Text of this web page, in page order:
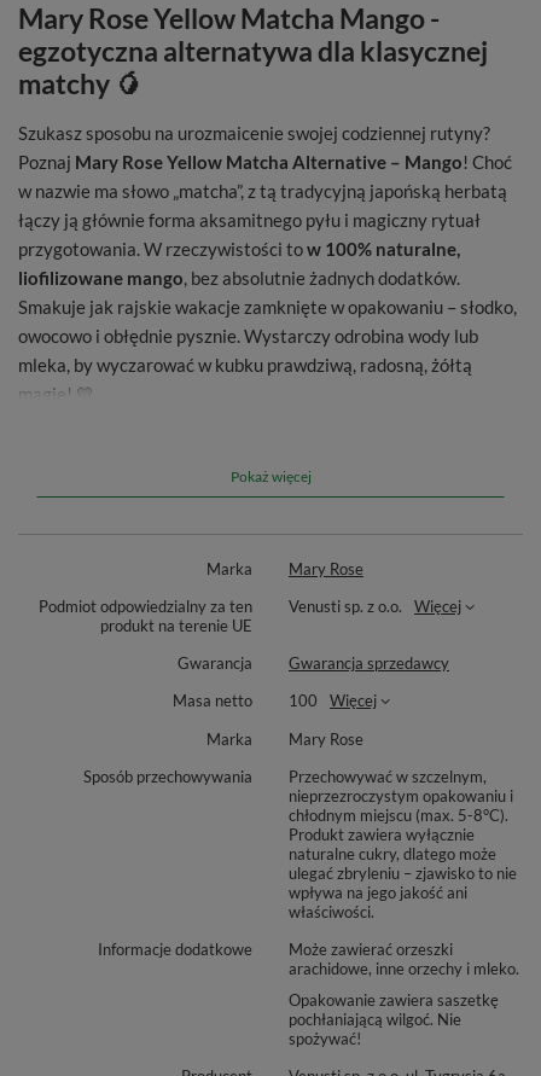
Mary Rose Yellow Matcha Mango -
egzotyczna alternatywa dla klasycznej
matchy 🥭
Szukasz sposobu na urozmaicenie swojej codziennej rutyny?
Poznaj Mary Rose Yellow Matcha Alternative – Mango! Choć
w nazwie ma słowo „matcha”, z tą tradycyjną japońską herbatą
łączy ją głównie forma aksamitnego pyłu i magiczny rytuał
przygotowania. W rzeczywistości tow 100% naturalne,
liofilizowane mango, bez absolutnie żadnych dodatków.
Smakuje jak rajskie wakacje zamknięte w opakowaniu – słodko,
owocowo i obłędnie pysznie. Wystarczy odrobina wody lub
mleka, by wyczarować w kubku prawdziwą, radosną, żółtą
magię! 💛
bez sztucznych barwników i konserwantów.
🚫Brak kofeiny:idealny, relaksujący wybór na każdą porę
wyglądać tak dobrze, że przed zjedzeniem po prostu
trzeba będzie zrobić im zdjęcie!
Sproszkowane mango to nie tylko baza pod przepyszny napój na
ciepło czy zimno. To prawdziwy as w rękawie w Twojej kuchni!
naturalnego barwnika spożywczego, aby
podkręcić wygląd i smak swoich deserów. Świetnie sprawdzi się
jako egzotyczny dodatek do porannej owsianki, kolorowego
smoothie bowl czy śmietankowego kremu na tort. ZYellow
z łatwością stworzysz obłędnie żółte,
estetyczne latte, które zrobi absolutną furorę na Twoich social
Pokaż więcej
Marka
Mary Rose
Podmiot odpowiedzialny za ten
produkt na terenie UE
Venusti sp. z o.o. Więcej
Gwarancja
Gwarancja sprzedawcy
Masa netto
100
Więcej
Marka
Mary Rose
Sposób przechowywania
Przechowywać w szczelnym,
nieprzezroczystym opakowaniu i
chłodnym miejscu (max. 5-8°C).
Produkt zawiera wyłącznie
naturalne cukry, dlatego może
ulegać zbryleniu – zjawisko to nie
wpływa na jego jakość ani
właściwości.
Informacje dodatkowe
Może zawierać orzeszki
arachidowe, inne orzechy i mleko.
Opakowanie zawiera saszetkę
pochłaniającą wilgoć. Nie
spożywać!